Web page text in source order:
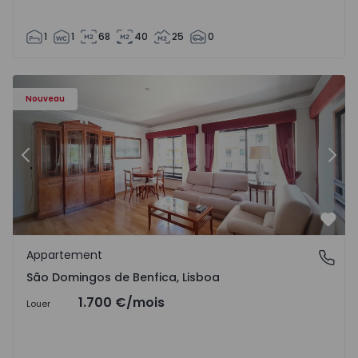
1 1 68 40 25 0
Nouveau
Précédent
São Domingos de Benfica, Lisboa
Appartement
São Domingos de Benfica, Lisboa
Louer 1.700 €/mois